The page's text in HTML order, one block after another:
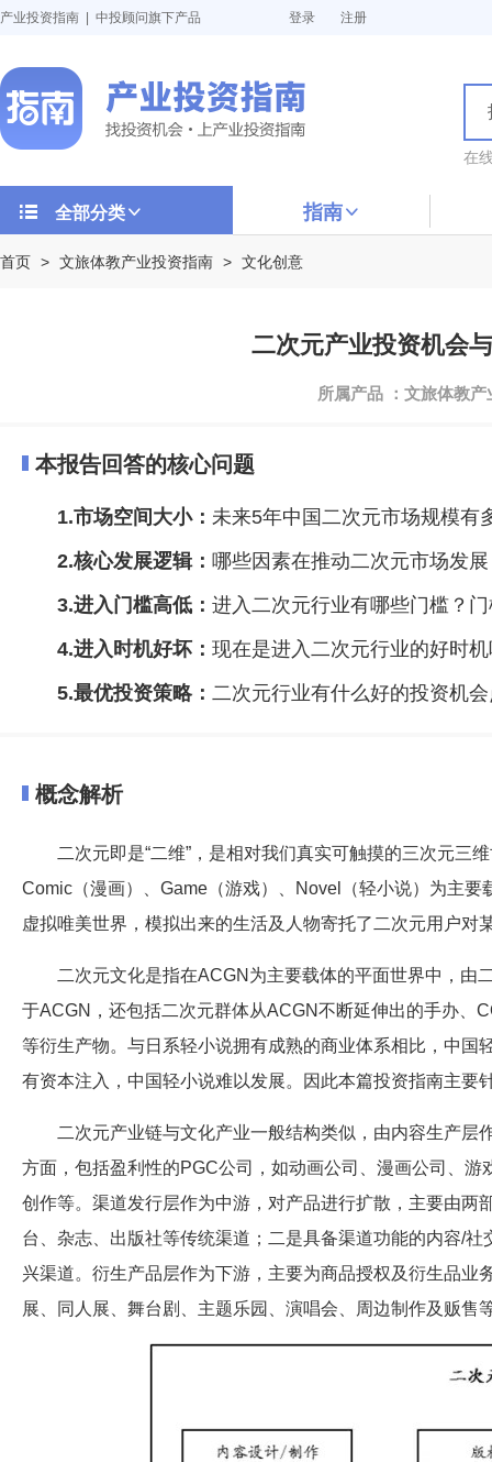
产业投资指南 | 中投顾问旗下产品 登录 注册
在
全部分类 指南
首页 > 文旅体教产业投资指南 > 文化创意
二次元产业投资机会
所属产品 ：文旅体教
本报告回答的核心问题
1.市场空间大小： 未来5年中国二次元市场规模有
2.核心发展逻辑： 哪些因素在推动二次元市场发
3.进入门槛高低： 进入二次元行业有哪些门槛？
4.进入时机好坏： 现在是进入二次元行业的好时
5.最优投资策略： 二次元行业有什么好的投资机
概念解析
二次元即是“二维”，是相对我们真实可触摸的三次元三
Comic（漫画）、Game（游戏）、Novel（轻小说）为主要
虚拟唯美世界，模拟出来的生活及人物寄托了二次元用户对
二次元文化是指在ACGN为主要载体的平面世界中，由
于ACGN，还包括二次元群体从ACGN不断延伸出的手办、
等衍生产物。与日系轻小说拥有成熟的商业体系相比，中
有资本注入，中国轻小说难以发展。因此本篇投资指南主要
二次元产业链与文化产业一般结构类似，由内容生产
方面，包括盈利性的PGC公司，如动画公司、漫画公司、
创作等。渠道发行层作为中游，对产品进行扩散，主要由
台、杂志、出版社等传统渠道；二是具备渠道功能的内容/
兴渠道。衍生产品层作为下游，主要为商品授权及衍生品
展、同人展、舞台剧、主题乐园、演唱会、周边制作及贩售